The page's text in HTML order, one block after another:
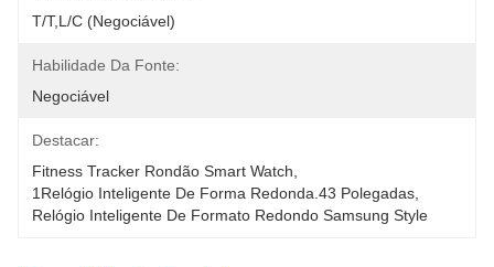
T/T,L/C (negociável)
Habilidade Da Fonte:
Negociável
Destacar:
Fitness Tracker Rondão Smart Watch
1Relógio Inteligente De Forma Redonda.43 Polegadas
Relógio Inteligente De Formato Redondo Samsung Style